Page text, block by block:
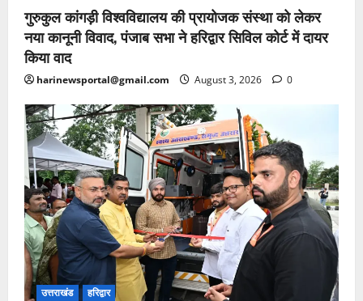
गुरुकुल कांगड़ी विश्वविद्यालय की प्रायोजक संस्था को लेकर
नया कानूनी विवाद, पंजाब सभा ने हरिद्वार सिविल कोर्ट में दायर
किया वाद
harinewsportal@gmail.com August 3, 2026 0
उत्तराखंड हरिद्वार